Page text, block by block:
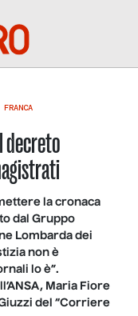
FRANCA
decreto
la cronaca
dal Gruppo
Lombarda dei
non è
lo è”.
Maria Fiore
del “Corriere